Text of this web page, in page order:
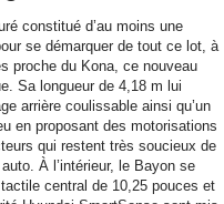
constitué d’au moins une
se démarquer de tout ce lot, à
proche du Kona, ce nouveau
Sa longueur de 4,18 m lui
arrière coulissable ainsi qu’un
en proposant des motorisations
qui restent très soucieux de
À l’intérieur, le Bayon se
central de 10,25 pouces et